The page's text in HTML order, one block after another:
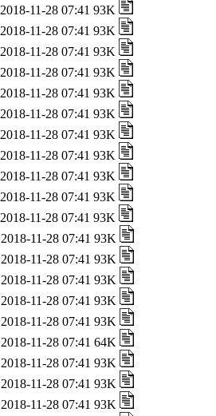
2018-11-28 07:41 93K
2018-11-28 07:41 93K
2018-11-28 07:41 93K
2018-11-28 07:41 93K
2018-11-28 07:41 93K
2018-11-28 07:41 93K
2018-11-28 07:41 93K
2018-11-28 07:41 93K
2018-11-28 07:41 93K
2018-11-28 07:41 93K
2018-11-28 07:41 93K
2018-11-28 07:41 93K
2018-11-28 07:41 93K
2018-11-28 07:41 93K
2018-11-28 07:41 93K
2018-11-28 07:41 93K
2018-11-28 07:41 64K
2018-11-28 07:41 93K
2018-11-28 07:41 93K
2018-11-28 07:41 93K